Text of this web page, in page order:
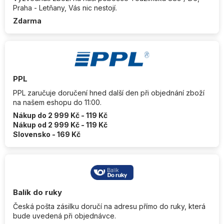
Praha - Letňany, Vás nic nestojí.
Zdarma
PPL
PPL zaručuje doručení hned další den při objednání zboží
na našem eshopu do 11:00.
Nákup do 2 999 Kč - 119 Kč
Nákup od 2 999 Kč - 119 Kč
Slovensko - 169 Kč
Balík do ruky
Česká pošta zásilku doručí na adresu přímo do ruky, která
bude uvedená při objednávce.